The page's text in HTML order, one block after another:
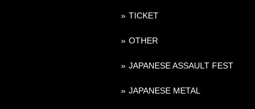
TICKET
OTHER
JAPANESE ASSAULT FEST
JAPANESE METAL